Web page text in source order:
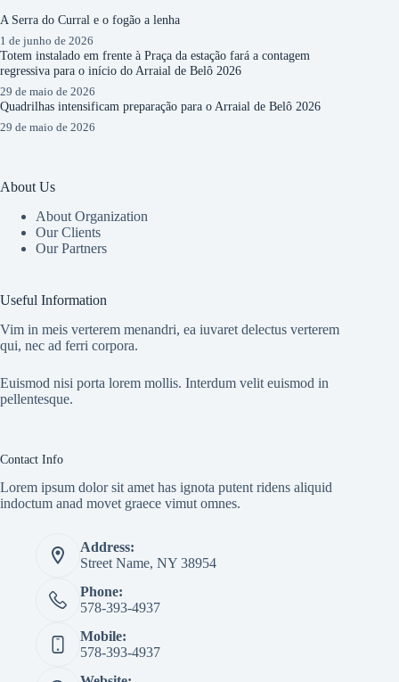
A Serra do Curral e o fogão a lenha
1 de junho de 2026
Totem instalado em frente à Praça da estação fará a contagem
regressiva para o início do Arraial de Belô 2026
29 de maio de 2026
Quadrilhas intensificam preparação para o Arraial de Belô 2026
29 de maio de 2026
About Us
About Organization
Our Clients
Our Partners
Useful Information
Vim in meis verterem menandri, ea iuvaret delectus verterem
qui, nec ad ferri corpora.
Euismod nisi porta lorem mollis. Interdum velit euismod in
pellentesque.
Contact Info
Lorem ipsum dolor sit amet has ignota putent ridens aliquid
indoctum anad movet graece vimut omnes.
Address:
Street Name, NY 38954
Phone:
578-393-4937
Mobile:
578-393-4937